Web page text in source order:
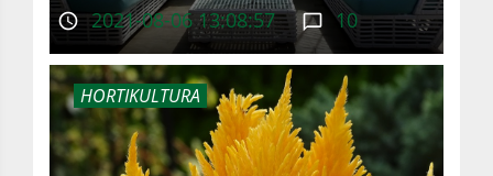
2021-08-06 13:08:57 10
HORTIKULTURA